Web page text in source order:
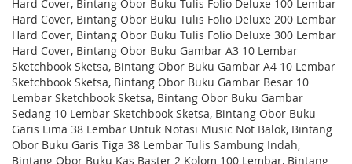
Hard Cover, Bintang Obor Buku Tulis Folio Deluxe 100 Lembar
Hard Cover, Bintang Obor Buku Tulis Folio Deluxe 200 Lembar
Hard Cover, Bintang Obor Buku Tulis Folio Deluxe 300 Lembar
Hard Cover, Bintang Obor Buku Gambar A3 10 Lembar
Sketchbook Sketsa, Bintang Obor Buku Gambar A4 10 Lembar
Sketchbook Sketsa, Bintang Obor Buku Gambar Besar 10
Lembar Sketchbook Sketsa, Bintang Obor Buku Gambar
Sedang 10 Lembar Sketchbook Sketsa, Bintang Obor Buku
Garis Lima 38 Lembar Untuk Notasi Music Not Balok, Bintang
Obor Buku Garis Tiga 38 Lembar Tulis Sambung Indah,
Bintang Obor Buku Kas Baster 2 Kolom 100 Lembar, Bintang